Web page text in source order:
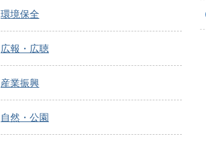
環境保全
広報・広聴
産業振興
自然・公園